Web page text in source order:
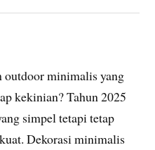
outdoor minimalis yang
kekinian? Tahun 2025
simpel tetapi tetap
Dekorasi minimalis